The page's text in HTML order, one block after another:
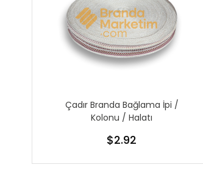
Çadır Branda Bağlama İpi /
Kolonu / Halatı
$2.92